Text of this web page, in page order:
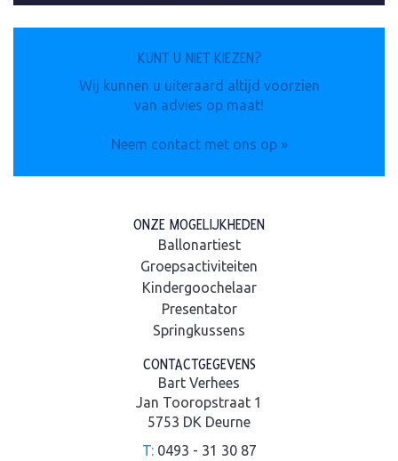
KUNT U NIET KIEZEN?
Wij kunnen u uiteraard altijd voorzien
van advies op maat!
Neem contact met ons op »
ONZE MOGELIJKHEDEN
Ballonartiest
Groepsactiviteiten
Kindergoochelaar
Presentator
Springkussens
CONTACTGEGEVENS
Bart Verhees
Jan Tooropstraat 1
5753 DK Deurne
T:0493 - 31 30 87